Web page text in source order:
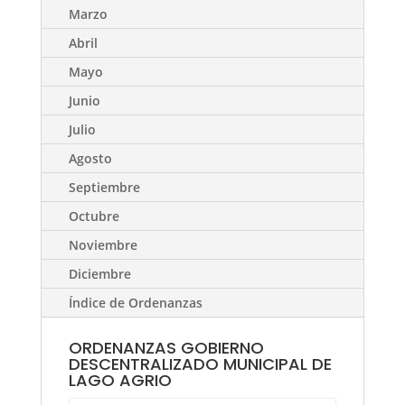
Marzo
Abril
Mayo
Junio
Julio
Agosto
Septiembre
Octubre
Noviembre
Diciembre
Índice de Ordenanzas
ORDENANZAS GOBIERNO
DESCENTRALIZADO MUNICIPAL DE
LAGO AGRIO